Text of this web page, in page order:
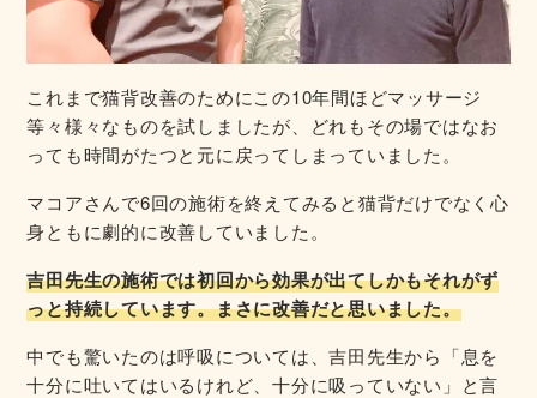
これまで猫背改善のためにこの10年間ほどマッサージ
等々様々なものを試しましたが、どれもその場ではなお
っても時間がたつと元に戻ってしまっていました。
マコアさんで6回の施術を終えてみると猫背だけでなく心
身ともに劇的に改善していました。
吉田先生の施術では初回から効果が出てしかもそれがず
っと持続しています。まさに改善だと思いました。
中でも驚いたのは呼吸については、吉田先生から「息を
十分に吐いてはいるけれど、十分に吸っていない」と言